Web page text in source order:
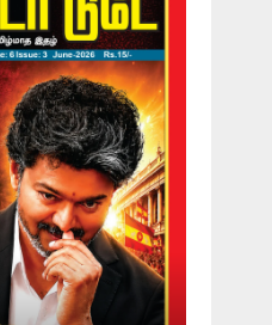
அரசியல்